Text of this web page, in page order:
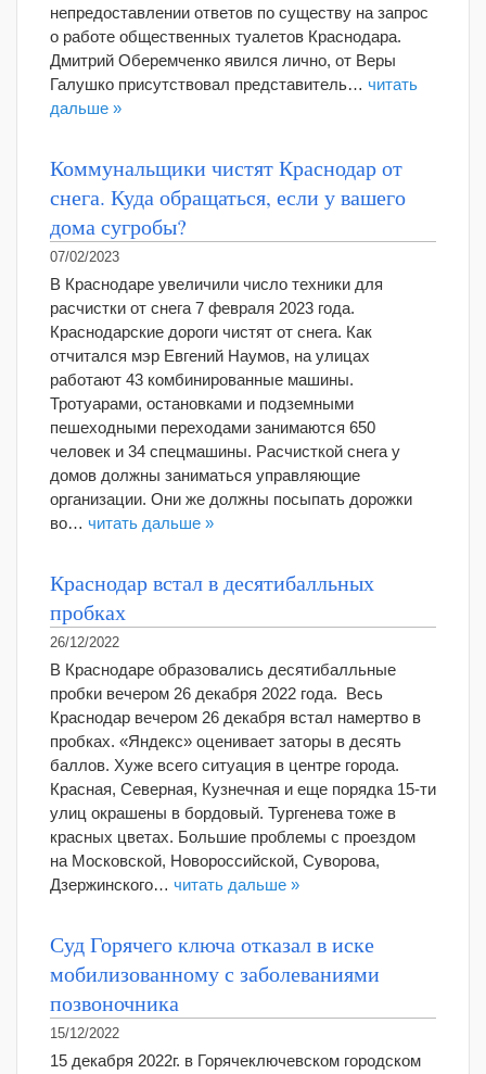
непредоставлении ответов по существу на запрос
о работе общественных туалетов Краснодара.
Дмитрий Оберемченко явился лично, от Веры
Галушко присутствовал представитель… читать
дальше »
Коммунальщики чистят Краснодар от
снега. Куда обращаться, если у вашего
дома сугробы?
07/02/2023
В Краснодаре увеличили число техники для
расчистки от снега 7 февраля 2023 года.
Краснодарские дороги чистят от снега. Как
отчитался мэр Евгений Наумов, на улицах
работают 43 комбинированные машины.
Тротуарами, остановками и подземными
пешеходными переходами занимаются 650
человек и 34 спецмашины. Расчисткой снега у
домов должны заниматься управляющие
организации. Они же должны посыпать дорожки
во… читать дальше »
Краснодар встал в десятибалльных
пробках
26/12/2022
В Краснодаре образовались десятибалльные
пробки вечером 26 декабря 2022 года. Весь
Краснодар вечером 26 декабря встал намертво в
пробках. «Яндекс» оценивает заторы в десять
баллов. Хуже всего ситуация в центре города.
Красная, Северная, Кузнечная и еще порядка 15-ти
улиц окрашены в бордовый. Тургенева тоже в
красных цветах. Большие проблемы с проездом
на Московской, Новороссийской, Суворова,
Дзержинского… читать дальше »
Суд Горячего ключа отказал в иске
мобилизованному с заболеваниями
позвоночника
15/12/2022
15 декабря 2022г. в Горячеключевском городском